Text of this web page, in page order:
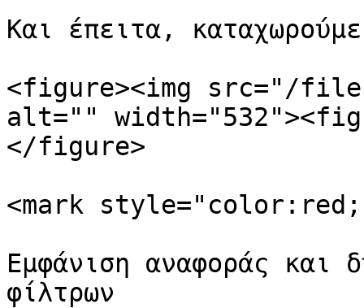
Και έπειτα,
<figure><img src="/files/
alt=""
</figure>
<mark
Εμφάνιση αναφοράς και
φίλτρων